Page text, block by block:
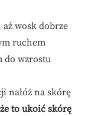
wosk dobrze
ruchem
do wzrostu
nałóż na skórę
to ukoić skórę